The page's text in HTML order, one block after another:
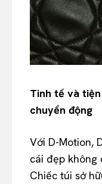
Tinh tế và
chuyển động
Với D-Motion,
cái đẹp không
Chiếc túi sở